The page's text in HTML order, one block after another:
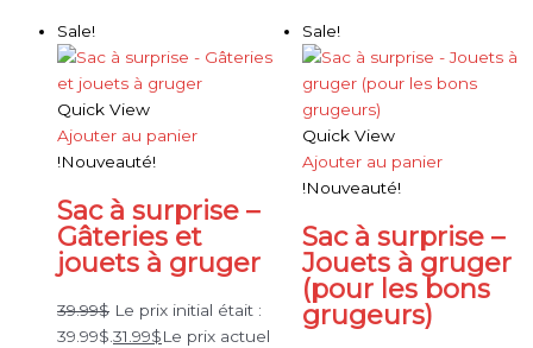
Sale!
Quick View
Ajouter au panier
!Nouveauté!
Sac à surprise –
Gâteries et
jouets à gruger
39.99$ Le prix initial était :
39.99$.31.99$Le prix actuel
Sale!
Quick View
Ajouter au panier
!Nouveauté!
Sac à surprise –
Jouets à gruger
(pour les bons
grugeurs)